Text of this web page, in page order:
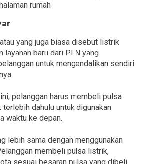
rumah
yang juga biasa disebut listrik
layanan baru dari PLN yang
untuk mengendalikan sendiri
pelanggan harus membeli pulsa
dahulu untuk digunakan
waktu ke depan.
lebih sama dengan menggunakan
membeli pulsa listrik,
sesuai besaran pulsa yang dibeli,